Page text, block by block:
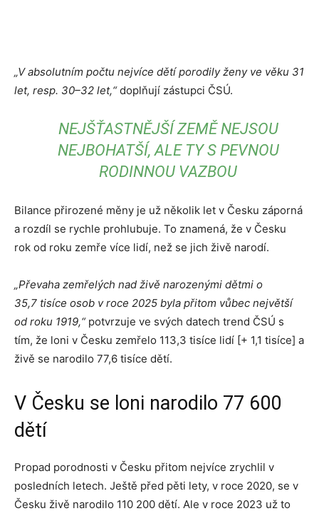
„V absolutním počtu nejvíce dětí porodily ženy ve věku 31
let, resp. 30–32 let,“doplňují zástupci ČSÚ.
NEJŠŤASTNĚJŠÍ ZEMĚ NEJSOU
NEJBOHATŠÍ, ALE TY S PEVNOU
RODINNOU VAZBOU
Bilance přirozené měny je už několik let v Česku záporná
a rozdíl se rychle prohlubuje. To znamená, že v Česku
rok od roku zemře více lidí, než se jich živě narodí.
„Převaha zemřelých nad živě narozenými dětmi o
35,7 tisíce osob v roce 2025 byla přitom vůbec největší
od roku 1919,“ potvrzuje ve svých datech trend ČSÚ s
tím, že loni v Česku zemřelo 113,3 tisíce lidí [+ 1,1 tisíce] a
živě se narodilo 77,6 tisíce dětí.
V Česku se loni narodilo 77 600
dětí
Propad porodnosti v Česku přitom nejvíce zrychlil v
posledních letech. Ještě před pěti lety, v roce 2020, se v
Česku živě narodilo 110 200 dětí. Ale v roce 2023 už to